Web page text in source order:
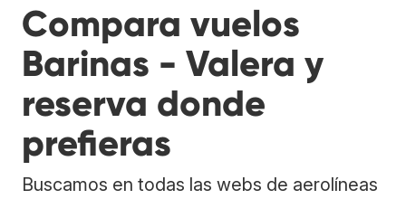
Compara vuelos
Barinas - Valera y
reserva donde
prefieras
Buscamos en todas las webs de aerolíneas